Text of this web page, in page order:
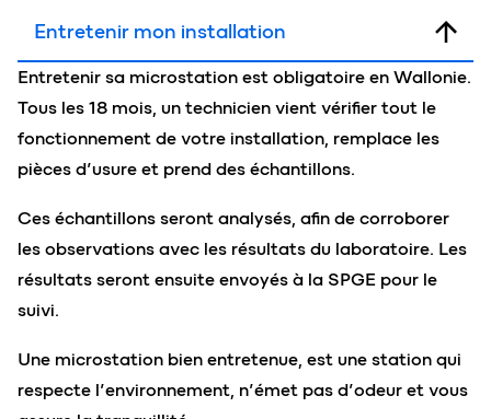
Entretenir mon installation
Entretenir sa microstation est obligatoire en Wallonie.
Tous les 18 mois, un technicien vient vérifier tout le
fonctionnement de votre installation, remplace les
pièces d’usure et prend des échantillons.
Ces échantillons seront analysés, afin de corroborer
les observations avec les résultats du laboratoire. Les
résultats seront ensuite envoyés à la SPGE pour le
suivi.
Une microstation bien entretenue, est une station qui
respecte l’environnement, n’émet pas d’odeur et vous